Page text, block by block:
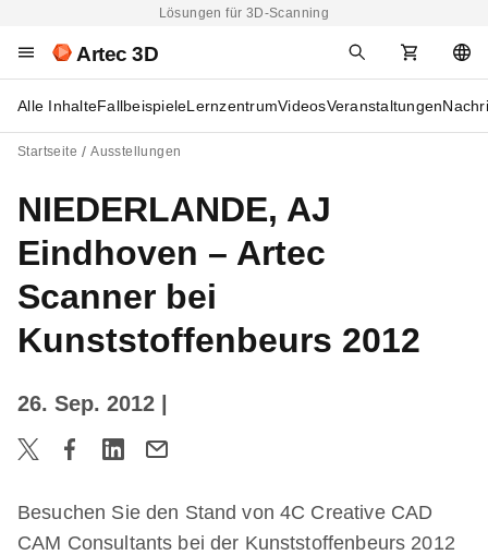
Lösungen für 3D-Scanning
Artec 3D
Alle InhalteFallbeispieleLernzentrumVideosVeranstaltungen
Startseite Ausstellungen
NIEDERLANDE, AJ
Eindhoven – Artec
Scanner bei
Kunststoffenbeurs 2012
26. Sep. 2012
Besuchen Sie den Stand von 4C Creative CAD
CAM Consultants bei der Kunststoffenbeurs 2012